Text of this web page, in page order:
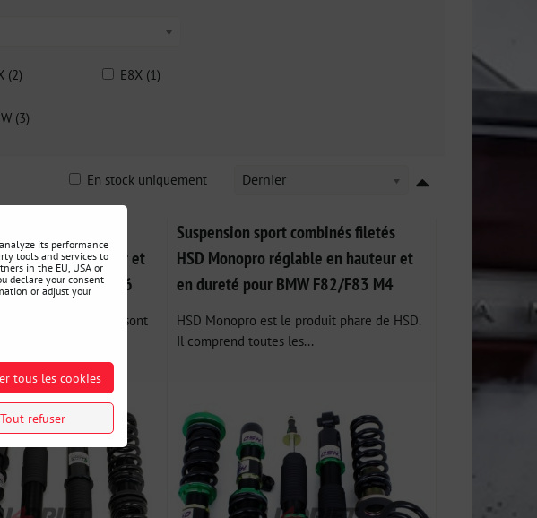
(2) E8X (1)
(3)
Dernier
En stock uniquement
combinés filetés
en hauteur et
BMW F32/F33/F36
et ressorts Dualtech sont
Suspension sport combinés filetés
HSD Monopro réglable en hauteur et
en dureté pour BMW F82/F83 M4
HSD Monopro est le produit phare de HSD.
Il comprend toutes les...
its performance
tools and services to
in the EU, USA or
declare your consent
or adjust your
tous les cookies
Tout refuser